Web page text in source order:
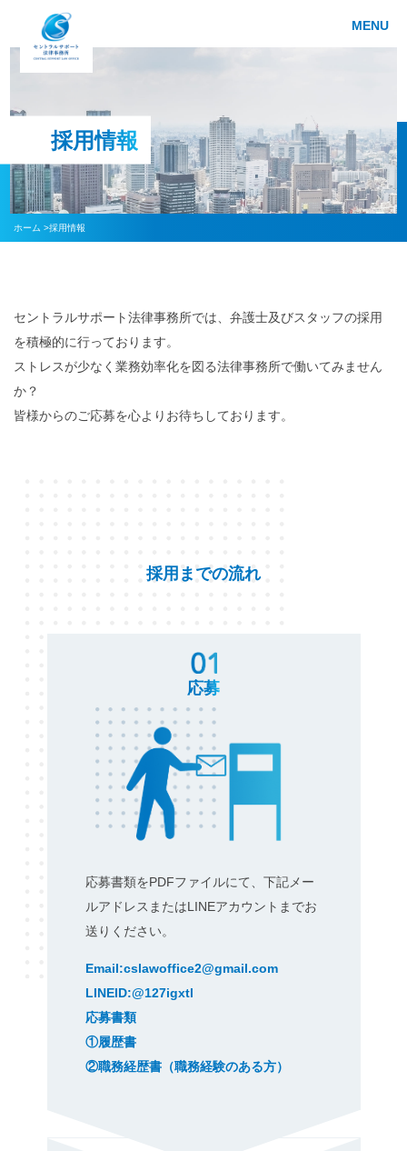
MENU
採用情報
ホーム >採用情報
セントラルサポート法律事務所では、弁護士及びスタッフの採用
を積極的に行っております。
ストレスが少なく業務効率化を図る法律事務所で働いてみません
か？
皆様からのご応募を心よりお待ちしております。
採用までの流れ
応募
応募書類をPDFファイルにて、下記メー
ルアドレスまたはLINEアカウントまでお
送りください。
Email:cslawoffice2@gmail.com
LINEID:@127igxtl
応募書類
①履歴書
②職務経歴書（職務経験のある方）